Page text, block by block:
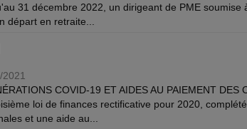
31 décembre 2022, un dirigeant de PME
départ en retraite...
COVID-19 ET AIDES AU PAIEMENT
loi de finances rectificative pour 2020,
et une aide au...